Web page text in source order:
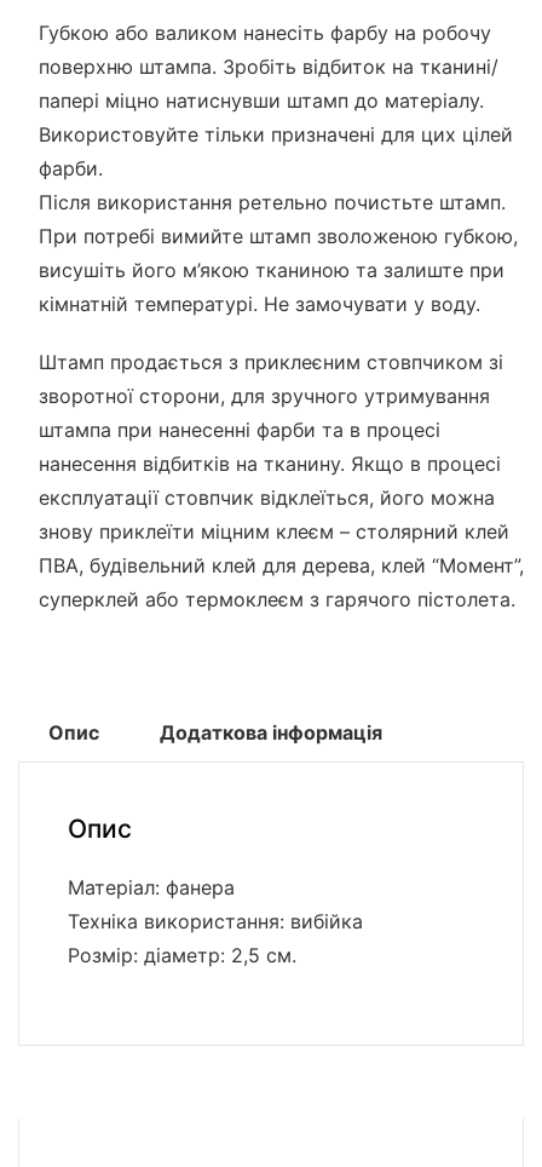
Губкою або валиком нанесіть фарбу на робочу
поверхню штампа. Зробіть відбиток на тканині/
папері міцно натиснувши штамп до матеріалу.
Використовуйте тільки призначені для цих цілей
фарби.
Після використання ретельно почистьте штамп.
При потребі вимийте штамп зволоженою губкою,
висушіть його м’якою тканиною та залиште при
кімнатній температурі. Не замочувати у воду.
Штамп продається з приклеєним стовпчиком зі
зворотної сторони, для зручного утримування
штампа при нанесенні фарби та в процесі
нанесення відбитків на тканину. Якщо в процесі
експлуатації стовпчик відклеїться, його можна
знову приклеїти міцним клеєм – столярний клей
ПВА, будівельний клей для дерева, клей “Момент”,
суперклей або термоклеєм з гарячого пістолета.
Опис Додаткова інформація
Опис
Матеріал: фанера
Техніка використання: вибійка
Розмір: діаметр: 2,5 см.